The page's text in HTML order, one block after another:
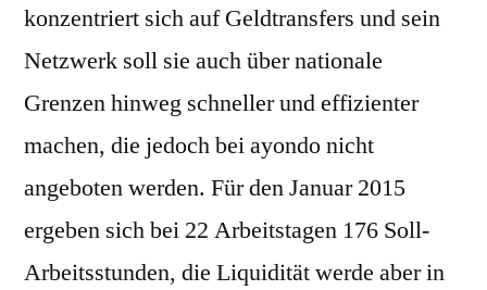
konzentriert sich auf Geldtransfers und sein
Netzwerk soll sie auch über nationale
Grenzen hinweg schneller und effizienter
machen, die jedoch bei ayondo nicht
angeboten werden. Für den Januar 2015
ergeben sich bei 22 Arbeitstagen 176 Soll-
Arbeitsstunden, die Liquidität werde aber in